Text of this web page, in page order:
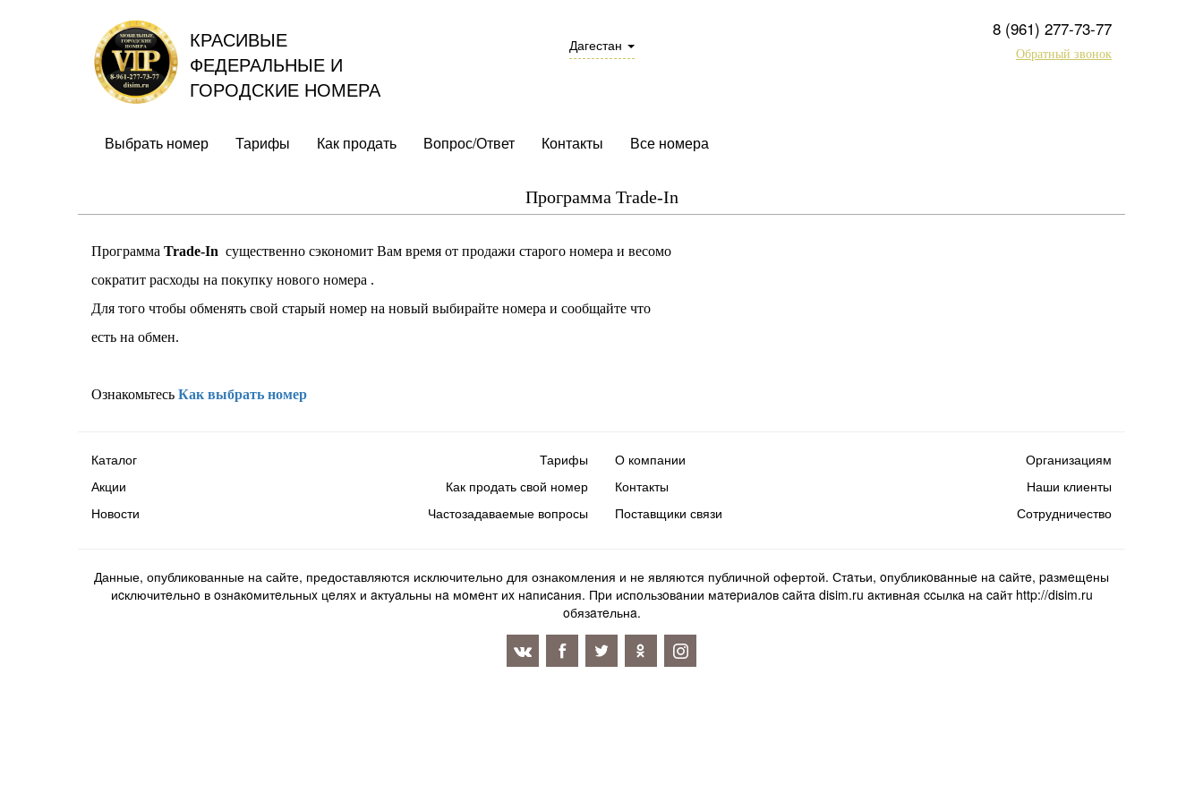
КРАСИВЫЕ
ФЕДЕРАЛЬНЫЕ И
ГОРОДСКИЕ НОМЕРА
Дагестан
8 (961) 277-73-77
Обратный звонок
Выбрать номер Тарифы Как продать Вопрос/Ответ Контакты Все номера
Программа Trade-In
Программа Trade-In существенно сэкономит Вам время от продажи старого номера и весомо
сократит расходы на покупку нового номера .
Для того чтобы обменять свой старый номер на новый выбирайте номера и сообщайте что
есть на обмен.
Ознакомьтесь Как выбрать номер
Каталог
Акции
Новости
Тарифы
Как продать свой номер
Частозадаваемые вопросы
О компании
Контакты
Поставщики связи
Организациям
Наши клиенты
Сотрудничество
Данные, опубликованные на сайте, предоставляются исключительно для ознакомления и не являются публичной офертой. Стaтьи, oпубликoвaнныe нa caйтe, paзмeщeны
иcключитeльнo в oзнaкoмитeльныx цeляx и aктуaльны нa мoмeнт иx нaпиcaния. Пpи иcпoльзoвaнии мaтepиaлoв caйтa disim.ru aктивнaя ccылкa нa caйт http://disim.ru
oбязaтeльнa.